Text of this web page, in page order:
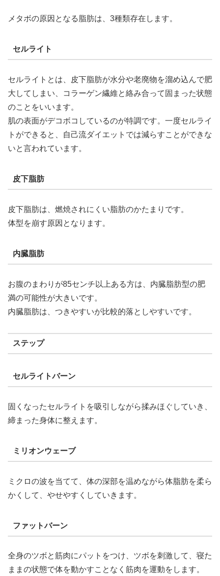
メタボの原因となる脂肪は、3種類存在します。
セルライト
セルライトとは、皮下脂肪が水分や老廃物を溜め込んで肥
大してしまい、コラーゲン繊維と絡み合って固まった状態
のことをいいます。
肌の表面がデコボコしているのが特調です。一度セルライ
トができると、自己流ダイエットでは減らすことができな
いと言われています。
皮下脂肪
皮下脂肪は、燃焼されにくい脂肪のかたまりです。
体型を崩す原因となります。
内臓脂肪
お腹のまわりが85センチ以上ある方は、内臓脂肪型の肥
満の可能性が大きいです。
内臓脂肪は、つきやすいが比較的落としやすいです。
ステップ
セルライトバーン
固くなったセルライトを吸引しながら揉みほぐしていき、
締まった身体に整えます。
ミリオンウェーブ
ミクロの波を当てて、体の深部を温めながら体脂肪を柔ら
かくして、やせやすくしていきます。
ファットバーン
全身のツボと筋肉にパットをつけ、ツボを刺激して、寝た
ままの状態で体を動かすことなく筋肉を運動をします。